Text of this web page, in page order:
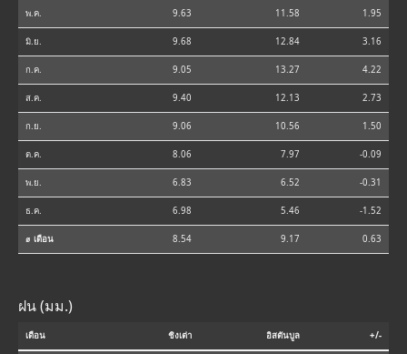
พ.ค. 9.63 11.58 1.95
มิ.ย. 9.68 12.84 3.16
ก.ค. 9.05 13.27 4.22
ส.ค. 9.40 12.13 2.73
ก.ย. 9.06 10.56 1.50
ต.ค. 8.06 7.97 -0.09
พ.ย. 6.83 6.52 -0.31
ธ.ค. 6.98 5.46 -1.52
⌀ เดือน 8.54 9.17 0.63
ฝน (มม.)
เดือน ชิงเต่า อิสตันบูล +/-